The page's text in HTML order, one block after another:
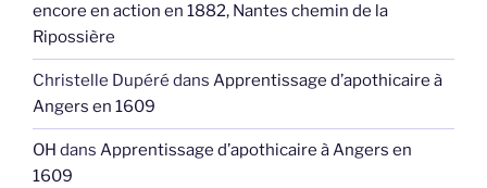
encore en action en 1882, Nantes chemin de la
Ripossière
Christelle Dupéré dans Apprentissage d’apothicaire à
Angers en 1609
OH dans Apprentissage d’apothicaire à Angers en
1609